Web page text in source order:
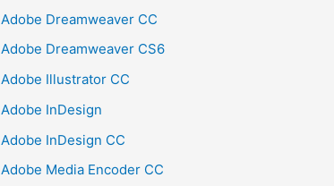
Adobe Dreamweaver CC
Adobe Dreamweaver CS6
Adobe Illustrator CC
Adobe InDesign
Adobe InDesign CC
Adobe Media Encoder CC